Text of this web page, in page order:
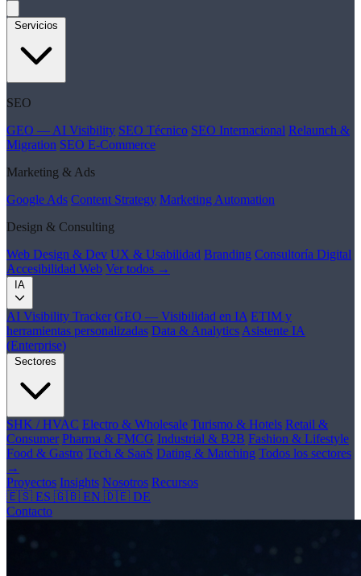
Servicios
SEO
GEO — AI Visibility SEO Técnico SEO Internacional Relaunch &
Migration SEO E-Commerce
Marketing & Ads
Google Ads Content Strategy Marketing Automation
Design & Consulting
Web Design & Dev UX & Usabilidad Branding Consultoría Digital
Accesibilidad Web Ver todos →
IA
AI Visibility Tracker GEO — Visibilidad en IA ETIM y
herramientas personalizadas Data & Analytics Asistente IA
(Enterprise)
Sectores
SHK / HVAC Electro & Wholesale Turismo & Hotels Retail &
Consumer Pharma & FMCG Industrial & B2B Fashion & Lifestyle
Food & Gastro Tech & SaaS Dating & Matching Todos los sectores
→
Proyectos Insights Nosotros Recursos
🇪🇸 ES 🇬🇧 EN 🇩🇪 DE
Contacto